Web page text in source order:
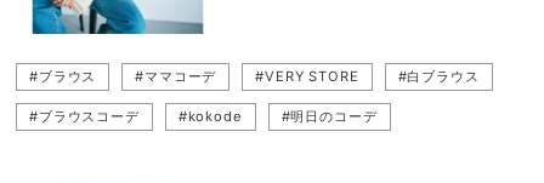
#ブラウス #ママコーデ #VERY STORE #白ブラウス
#ブラウスコーデ #kokode #明日のコーデ